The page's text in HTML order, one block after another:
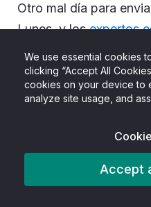
We use essential cookies
clicking “Accept All
cookies on your device to
analyze site usage, and
Accept
Otro mal día para
Lunes, y losexpertos
personas suelen
los días Lunes. ¡En
mañana!
No te gustaría quedar
una borradera
Casi podría decirse lo